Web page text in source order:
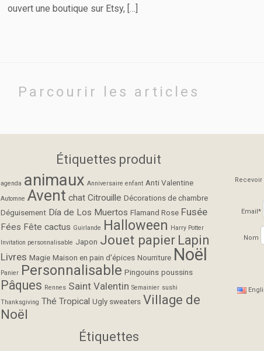
ouvert une boutique sur Etsy, […]
Parcourir les articles
Étiquettes produit
agenda animaux Anniversaire enfant Anti Valentine
Automne Avent chat Citrouille Décorations de chambre
Déguisement Día de Los Muertos Flamand Rose Fusée
Fées Fête cactus Guirlande Halloween Harry Potter
Invitation personnalisable Japon Jouet papier Lapin
Livres Magie Maison en pain d'épices Nourriture Noël
Panier Personnalisable Pingouins poussins
Pâques Rennes Saint Valentin Semainier sushi
Thanksgiving Thé Tropical Ugly sweaters Village de
Noël
Étiquettes
Email*
Nom